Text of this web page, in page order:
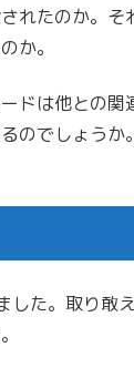
れたのか。そ
か。
ドは他との関
のでしょうか
した。取り敢